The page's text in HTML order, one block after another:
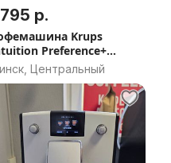
р.
Krups
Preference+
Центральный